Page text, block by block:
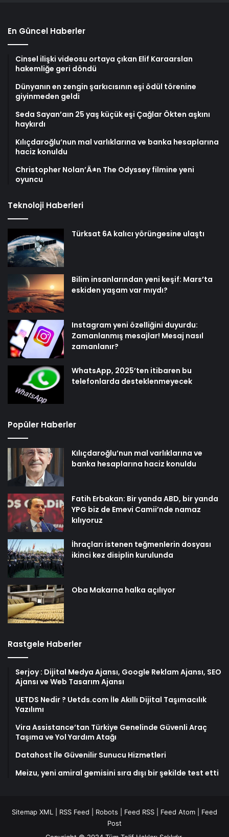
En Güncel Haberler
Cinsel ilişki videosu ortaya çıkan Elif Karaarslan
hakemliğe geri döndü
Dünyanın en zengin şarkıcısının eşi ödül törenine
giyinmeden geldi
Seda Sayan’aın 25 yaş küçük eşi Çağlar Ökten aşkını
haykırdı
Kılıçdaroğlu’nun mal varlıklarına ve banka hesaplarına
haciz konuldu
Christopher Nolan’Ä±n The Odyssey filmine yeni
oyuncu
Teknoloji Haberleri
Türksat 6A kalıcı yörüngesine ulaştı
Bilim insanlarından yeni keşif: Mars’ta
eskiden yaşam var mıydı?
Instagram yeni özelliğini duyurdu:
Zamanlanmış mesajlar! Mesaj nasıl
zamanlanır?
WhatsApp, 2025’ten itibaren bu
telefonlarda desteklenmeyecek
Popüler Haberler
Kılıçdaroğlu’nun mal varlıklarına ve
banka hesaplarına haciz konuldu
Fatih Erbakan: Bir yanda ABD, bir yanda
YPG biz de Emevi Camii’nde namaz
kılıyoruz
İhraçları istenen teğmenlerin dosyası
ikinci kez disiplin kurulunda
Oba Makarna halka açılıyor
Rastgele Haberler
Serjoy : Dijital Medya Ajansı, Google Reklam Ajansı, SEO
Ajansı ve Web Tasarım Ajansı
UETDS Nedir ? Uetds.com İle Akıllı Dijital Taşımacılık
Yazılımı
Vira Assistance’tan Türkiye Genelinde Güvenli Araç
Taşıma ve Yol Yardım Atağı
Datahost İle Güvenilir Sunucu Hizmetleri
Meizu, yeni amiral gemisini sıra dışı bir şekilde test etti
Sitemap XML RSS Feed Robots Feed RSS Feed Atom
Feed
Post